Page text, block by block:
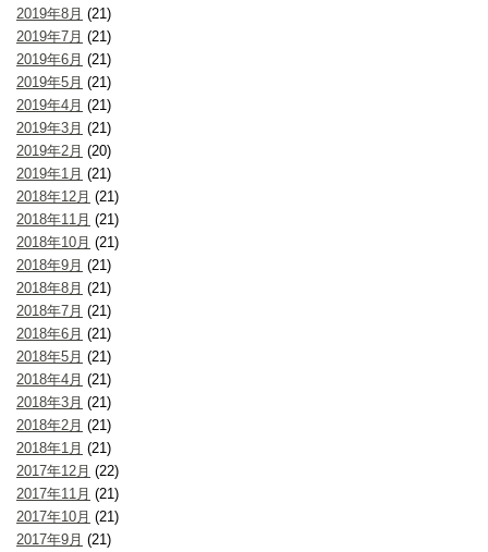
2019年8月 (21)
2019年7月 (21)
2019年6月 (21)
2019年5月 (21)
2019年4月 (21)
2019年3月 (21)
2019年2月 (20)
2019年1月 (21)
2018年12月 (21)
2018年11月 (21)
2018年10月 (21)
2018年9月 (21)
2018年8月 (21)
2018年7月 (21)
2018年6月 (21)
2018年5月 (21)
2018年4月 (21)
2018年3月 (21)
2018年2月 (21)
2018年1月 (21)
2017年12月 (22)
2017年11月 (21)
2017年10月 (21)
2017年9月 (21)